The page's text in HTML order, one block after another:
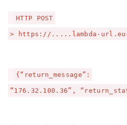
HTTP POST
> https://.....lambda-url.eu-
{“return_message”:
“176.32.100.36”,